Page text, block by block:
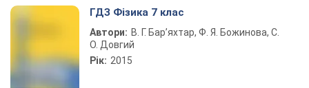
ГДЗ Фізика 7 клас
Автори: В. Г. Бар’яхтар, Ф. Я. Божинова, С.
О. Довгий
Рік: 2015